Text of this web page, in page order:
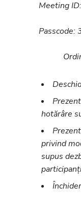
Meeting
Passcode:
Ordinea
hotărâre
privind
supus